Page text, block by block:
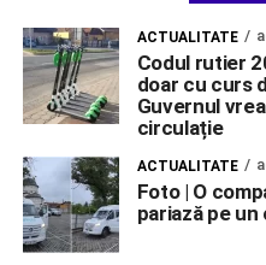
ACTUALITATE
Codul rutier
doar cu curs
Guvernul
circulație
ACTUALITATE
Foto | O
pariază pe un